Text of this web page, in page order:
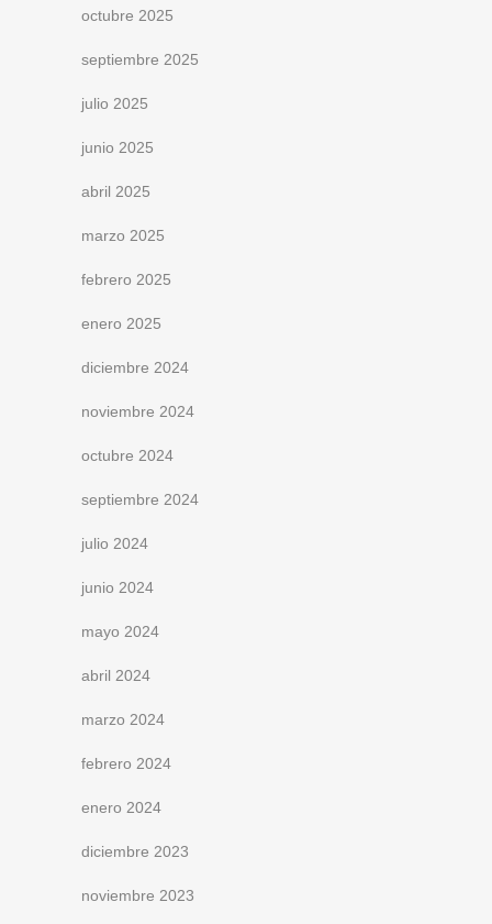
octubre 2025
septiembre 2025
julio 2025
junio 2025
abril 2025
marzo 2025
febrero 2025
enero 2025
diciembre 2024
noviembre 2024
octubre 2024
septiembre 2024
julio 2024
junio 2024
mayo 2024
abril 2024
marzo 2024
febrero 2024
enero 2024
diciembre 2023
noviembre 2023